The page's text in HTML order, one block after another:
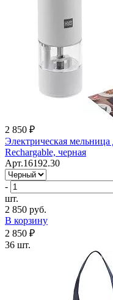
2 850 ₽
Электрическая
Rechargable, черная
Арт.16192.30
-
шт.
2 850 руб.
В корзину
2 850 ₽
36 шт.